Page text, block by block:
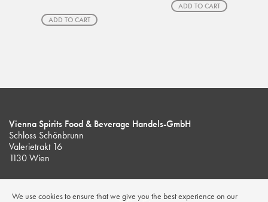
ADD TO CART
ADD TO CART
Vienna Spirits Food & Beverage Handels-GmbH
Schloss Schönbrunn
Valerietrakt 16
1130 Wien
We use cookies to ensure that we give you the best experience on our